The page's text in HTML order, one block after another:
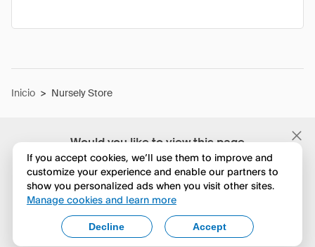
Would you like to view this page
in English?
No, seguir navegando
Yes, change to English
Inicio > Nursely Store
If you accept cookies, we’ll use them to improve and
customize your experience and enable our partners to
show you personalized ads when you visit other sites.
Manage cookies and learn more
Accept
Decline